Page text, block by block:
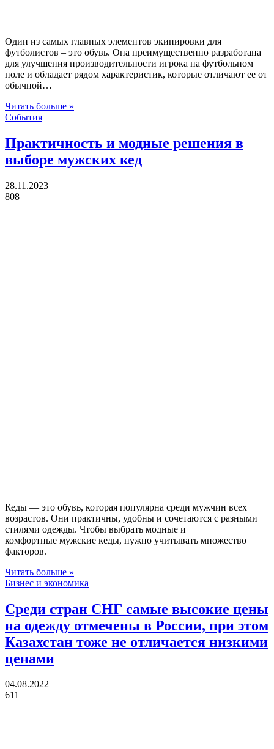
Один из самых главных элементов экипировки для
футболистов – это обувь. Она преимущественно разработана
для улучшения производительности игрока на футбольном
поле и обладает рядом характеристик, которые отличают ее от
обычной…
Читать больше »
События
Практичность и модные решения в
выборе мужских кед
28.11.2023
808
Кеды — это обувь, которая популярна среди мужчин всех
возрастов. Они практичны, удобны и сочетаются с разными
стилями одежды. Чтобы выбрать модные и
комфортные мужские кеды, нужно учитывать множество
факторов.
Читать больше »
Бизнес и экономика
Среди стран СНГ самые высокие цены
на одежду отмечены в России, при этом
Казахстан тоже не отличается низкими
ценами
04.08.2022
611